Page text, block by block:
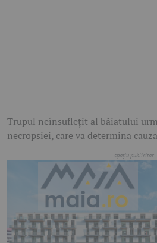
Trupul neînsuflețit al băiatului
necropsiei, care va determina